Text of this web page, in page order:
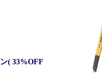
( 33%OFF